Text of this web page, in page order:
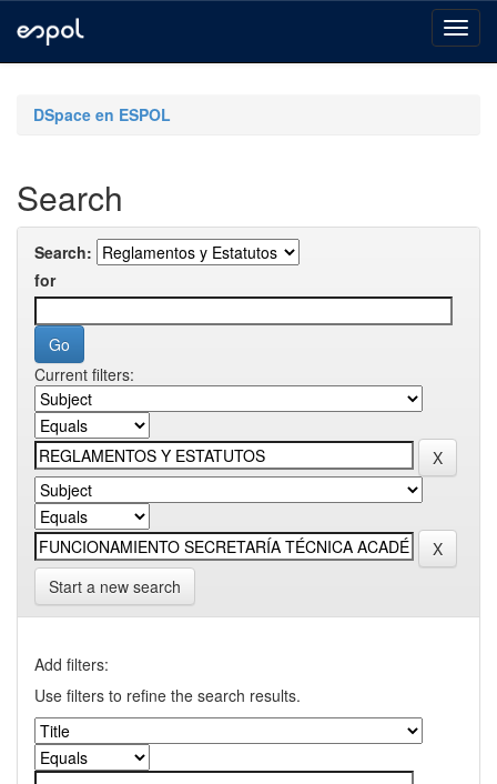
navigationDSpace en ESPOL
Search
Search:
for
Current filters:
Start a new search
Add filters:
Use filters to refine the search results.